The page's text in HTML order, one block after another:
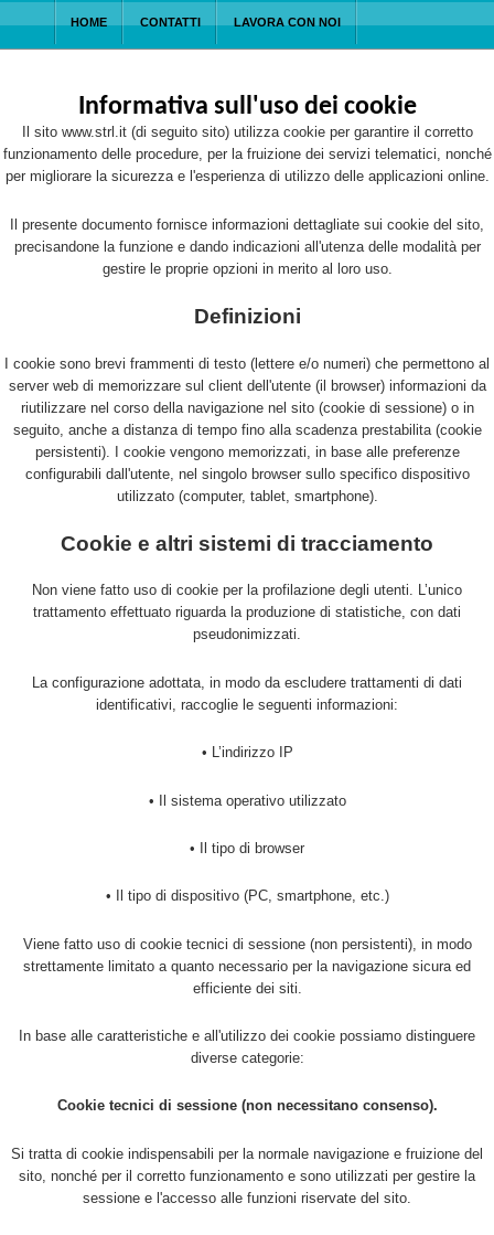
HOME CONTATTI LAVORA CON NOI
Informativa sull'uso dei cookie
Il sito www.strl.it (di seguito sito) utilizza cookie per garantire il corretto
funzionamento delle procedure, per la fruizione dei servizi telematici, nonché
per migliorare la sicurezza e l'esperienza di utilizzo delle applicazioni online.
Il presente documento fornisce informazioni dettagliate sui cookie del sito,
precisandone la funzione e dando indicazioni all'utenza delle modalità per
gestire le proprie opzioni in merito al loro uso.
Definizioni
I cookie sono brevi frammenti di testo (lettere e/o numeri) che permettono al
server web di memorizzare sul client dell'utente (il browser) informazioni da
riutilizzare nel corso della navigazione nel sito (cookie di sessione) o in
seguito, anche a distanza di tempo fino alla scadenza prestabilita (cookie
persistenti). I cookie vengono memorizzati, in base alle preferenze
configurabili dall'utente, nel singolo browser sullo specifico dispositivo
utilizzato (computer, tablet, smartphone).
Cookie e altri sistemi di tracciamento
Non viene fatto uso di cookie per la profilazione degli utenti. L’unico
trattamento effettuato riguarda la produzione di statistiche, con dati
pseudonimizzati.
La configurazione adottata, in modo da escludere trattamenti di dati
identificativi, raccoglie le seguenti informazioni:
• L’indirizzo IP
• Il sistema operativo utilizzato
• Il tipo di browser
• Il tipo di dispositivo (PC, smartphone, etc.)
Viene fatto uso di cookie tecnici di sessione (non persistenti), in modo
strettamente limitato a quanto necessario per la navigazione sicura ed
efficiente dei siti.
In base alle caratteristiche e all'utilizzo dei cookie possiamo distinguere
diverse categorie:
Cookie tecnici di sessione (non necessitano consenso).
Si tratta di cookie indispensabili per la normale navigazione e fruizione del
sito, nonché per il corretto funzionamento e sono utilizzati per gestire la
sessione e l'accesso alle funzioni riservate del sito.